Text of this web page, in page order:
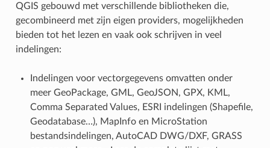
QGIS gebouwd met verschillende bibliotheken die,
gecombineerd met zijn eigen providers, mogelijkheden
bieden tot het lezen en vaak ook schrijven in veel
indelingen:
Indelingen voor vectorgegevens omvatten onder
meer GeoPackage, GML, GeoJSON, GPX, KML,
Comma Separated Values, ESRI indelingen (Shapefile,
Geodatabase…), MapInfo en MicroStation
bestandsindelingen, AutoCAD DWG/DXF, GRASS